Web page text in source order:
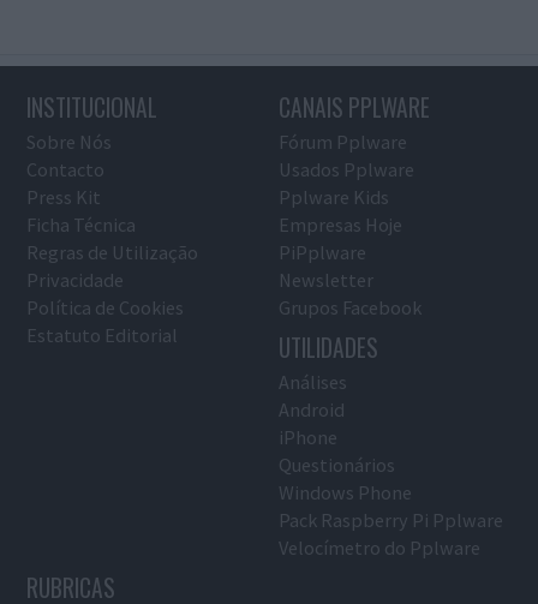
INSTITUCIONAL
Sobre Nós
Contacto
Press Kit
Ficha Técnica
Regras de Utilização
Privacidade
Política de Cookies
Estatuto Editorial
CANAIS PPLWARE
Fórum Pplware
Usados Pplware
Pplware Kids
Empresas Hoje
PiPplware
Newsletter
Grupos Facebook
UTILIDADES
Análises
Android
iPhone
Questionários
Windows Phone
Pack Raspberry Pi Pplware
Velocímetro do Pplware
RUBRICAS